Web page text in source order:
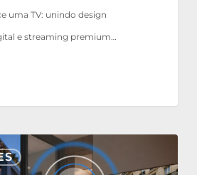
uma TV: unindo design
e streaming premium…